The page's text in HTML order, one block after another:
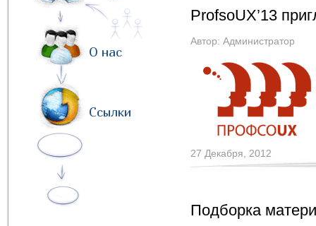
О нас
Ссылки
ProfsoUX’13
Автор: Администратор
27 Декабря, 2012
Подборка